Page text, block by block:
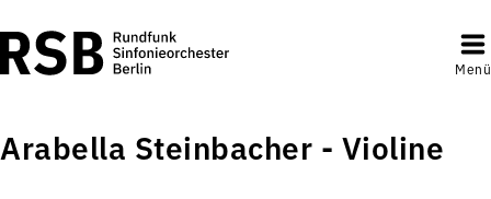
Menü
Arabella Steinbacher - Violine